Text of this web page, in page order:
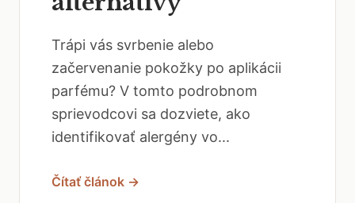
Trápi vás svrbenie alebo
začervenanie pokožky po aplikácii
parfému? V tomto podrobnom
sprievodcovi sa dozviete, ako
identifikovať alergény vo...
Čítať článok →